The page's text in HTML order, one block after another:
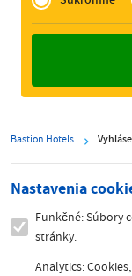
Zakelijk
Bastion Hotels
Nastavenia
Funkčné: Súbory
stránky.
Analytics: